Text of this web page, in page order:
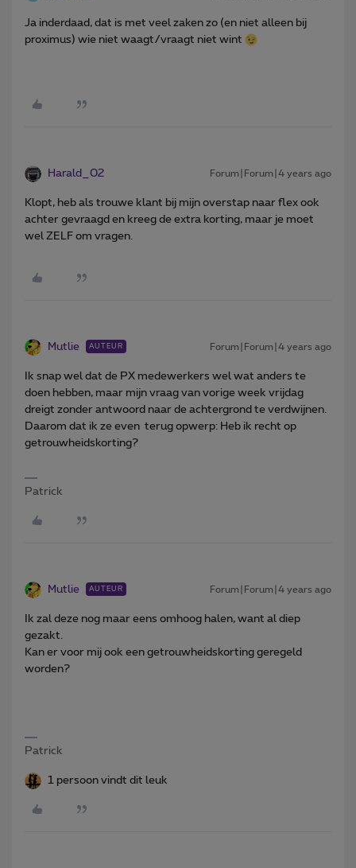
Ja inderdaad, dat is met veel zaken zo (en niet alleen bij
proximus) wie niet waagt/vraagt niet wint
Harald_02 Forum|Forum|4 years ago
Klopt, heb als trouwe klant bij mijn overstap naar flex ook
achter gevraagd en kreeg de extra korting, maar je moet
wel ZELF om vragen.
Mutlie AUTEUR Forum|Forum|4 years ago
Ik snap wel dat de PX medewerkers wel wat anders te
doen hebben, maar mijn vraag van vorige week vrijdag
dreigt zonder antwoord naar de achtergrond te verdwijnen.
Daarom dat ik ze even terug opwerp: Heb ik recht op
getrouwheidskorting?
Patrick
Mutlie AUTEUR Forum|Forum|4 years ago
Ik zal deze nog maar eens omhoog halen, want al diep
gezakt.
Kan er voor mij ook een getrouwheidskorting geregeld
worden?
Patrick
1 persoon vindt dit leuk